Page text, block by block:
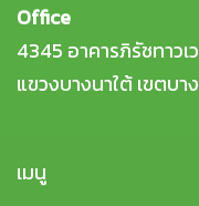
Office
4345 อาคารภิรัชทาว
แขวงบางนาใต้ เขตบ
เมนู